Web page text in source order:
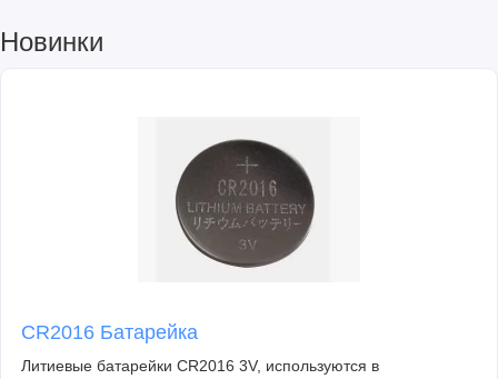
Новинки
CR2016 Батарейка
Литиевые батарейки CR2016 3V, используются в